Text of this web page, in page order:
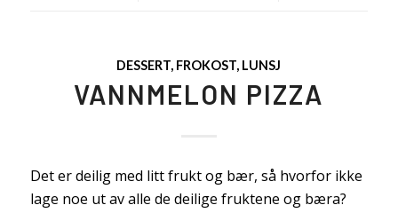
DESSERT, FROKOST, LUNSJ
VANNMELON PIZZA
Det er deilig med litt frukt og bær, så hvorfor ikke
lage noe ut av alle de deilige fruktene og bæra?